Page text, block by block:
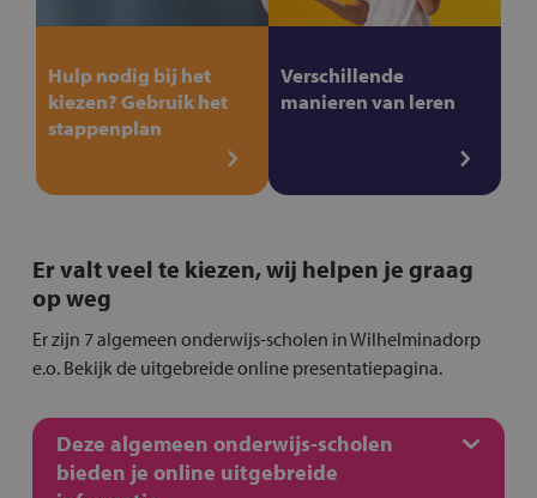
Hulp nodig bij het
kiezen? Gebruik het
stappenplan
Verschillende
manieren van leren
Er valt veel te kiezen, wij helpen je graag
op weg
Er zijn 7 algemeen onderwijs-scholen in Wilhelminadorp
e.o. Bekijk de uitgebreide online presentatiepagina.
Deze algemeen onderwijs-scholen
bieden je online uitgebreide